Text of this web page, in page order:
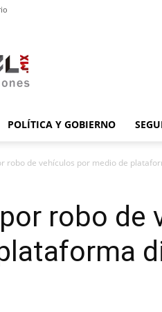
POLÍTICA Y GOBIERNO
robo de vehículos por medio de
robo de